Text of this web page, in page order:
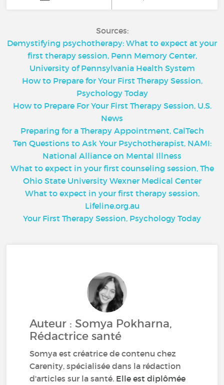
Sources:
Demystifying psychotherapy: What to expect at your
first therapy session, Penn Memory Center,
University of Pennsylvania Health System
How to Prepare for Your First Therapy Session,
Psychology Today
How to Prepare For Your First Therapy Session, U.S.
News
Preparing for a Therapy Appointment, CalTech
Ten Questions to Ask Your Psychotherapist, NAMI:
National Alliance on Mental Illness
What to expect in your first counseling session, The
Ohio State University Wexner Medical Center
What to expect in your first therapy session,
Lifeline.org.au
Your First Therapy Session, Psychology Today
Auteur : Somya Pokharna,
Rédactrice santé
Somya est créatrice de contenu chez
Carenity, spécialisée dans la rédaction
d'articles sur la santé. Elle est diplômée